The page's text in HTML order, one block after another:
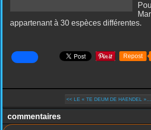
appartenant à 30 espèces différentes.
Repost
<< LE « TE DEUM DE HAENDEL »...
commentaires